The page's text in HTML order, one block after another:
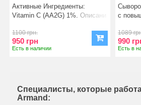
Активные Ингредиенты:
Vitamin C (AA2G) 1%. Описани
1100 грн.
950 грн
Есть в наличии
с
1089
990
Есть в
Специалисты, которые
Armand: